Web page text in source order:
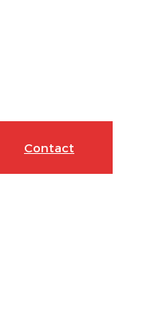
Contact